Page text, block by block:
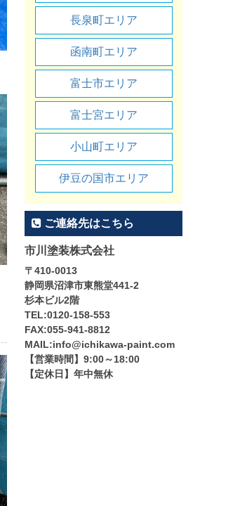
長泉町エリア
函南町エリア
富士市エリア
富士宮エリア
小山町エリア
伊豆の国市エリア
ご連絡先はこちら
市川塗装株式会社
〒410-0013
静岡県沼津市東熊堂441-2
杉本ビル2階
TEL:0120-158-553
FAX:055-941-8812
MAIL:info@ichikawa-paint.com
【営業時間】9:00～18:00
【定休日】年中無休